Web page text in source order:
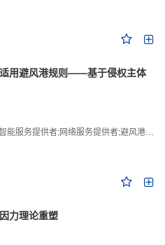
用避风港规则——基于侵权主体
提供者;网络服务提供者;避风港规则;版权责任
力理论重塑